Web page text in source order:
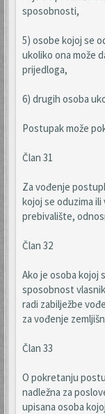
sposobnosti,
5) osobe kojoj se
ukoliko ona može
prijedloga,
6) drugih osoba
Postupak može
Član 31
Za vođenje
kojoj se oduzima
prebivalište,
Član 32
Ako je osoba kojoj
sposobnost
radi zabilježbe
za vođenje
Član 33
O pokretanju
nadležna za
upisana osoba